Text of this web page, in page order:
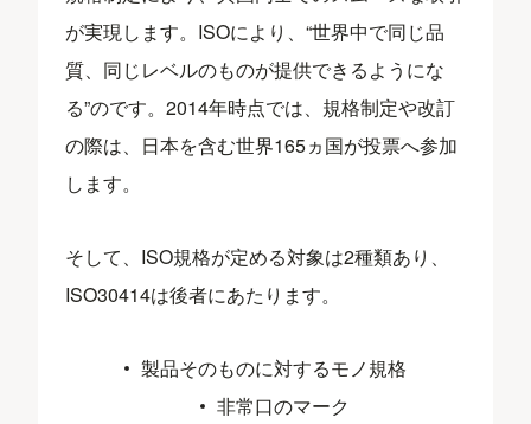
が実現します。ISOにより、“世界中で同じ品
質、同じレベルのものが提供できるようにな
る”のです。2014年時点では、規格制定や改訂
の際は、日本を含む世界165ヵ国が投票へ参加
します。
そして、ISO規格が定める対象は2種類あり、
ISO30414は後者にあたります。
製品そのものに対するモノ規格
非常口のマーク